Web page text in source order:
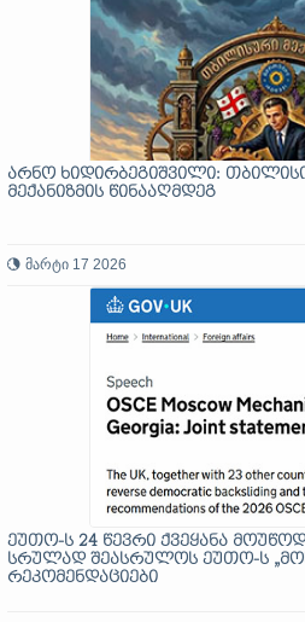
არნო ხიდირბეგიშვილი:
მექანიზმის წინააღმდეგ
მარტი 17 2026
ეუთო-ს 24 წევრი ქვეყანა
სრულად შეასრულოს ეუთო-ს
რეკომენდაციები